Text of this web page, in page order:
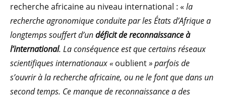
recherche africaine au niveau international : « la
recherche agronomique conduite par les États d’Afrique a
longtemps souffert d’undéficit de reconnaissance à
l’international. La conséquence est que certains réseaux
scientifiques internationaux « oublient» parfois de
s’ouvrir à la recherche africaine, ou ne le font que dans un
second temps. Ce manque de reconnaissance a des